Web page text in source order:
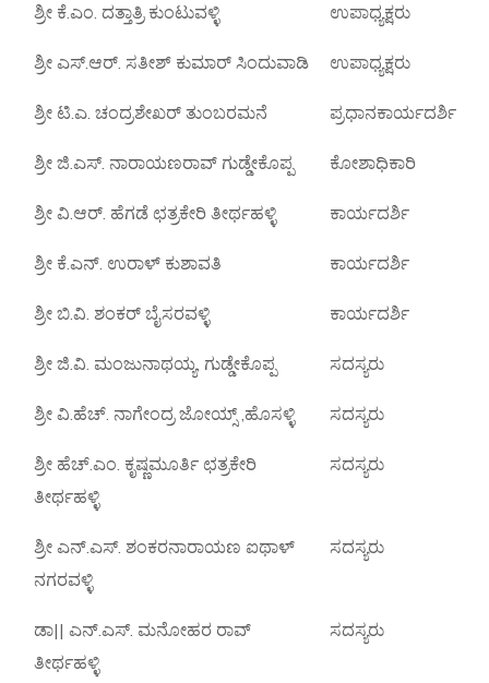
ಶ್ರೀ ಕೆ.ಎಂ. ದತ್ತಾತ್ರಿ ಕುಂಟುವಳ್ಳಿ ಉಪಾಧ್ಯಕ್ಷರು
ಶ್ರೀ ಎಸ್.ಆರ್. ಸತೀಶ್ ಕುಮಾರ್ ಸಿಂದುವಾಡಿ ಉಪಾಧ್ಯಕ್ಷರು
ಶ್ರೀ ಟಿ.ಎ. ಚಂದ್ರಶೇಖರ್ ತುಂಬರಮನೆ ಪ್ರಧಾನಕಾರ್ಯದರ್ಶಿ
ಶ್ರೀ ಜಿ.ಎಸ್. ನಾರಾಯಣರಾವ್ ಗುಡ್ಡೇಕೊಪ್ಪ ಕೋಶಾಧಿಕಾರಿ
ಶ್ರೀ ವಿ.ಆರ್. ಹೆಗಡೆ ಛತ್ರಕೇರಿ ತೀರ್ಥಹಳ್ಳಿ ಕಾರ್ಯದರ್ಶಿ
ಶ್ರೀ ಕೆ.ಎನ್. ಉರಾಳ್ ಕುಶಾವತಿ ಕಾರ್ಯದರ್ಶಿ
ಶ್ರೀ ಬಿ.ವಿ. ಶಂಕರ್ ಬೈಸರವಳ್ಳಿ ಕಾರ್ಯದರ್ಶಿ
ಶ್ರೀ ಜಿ.ವಿ. ಮಂಜುನಾಥಯ್ಯ, ಗುಡ್ಡೇಕೊಪ್ಪ ಸದಸ್ಯರು
ಶ್ರೀ ವಿ.ಹೆಚ್. ನಾಗೇಂದ್ರ ಜೋಯ್ಸ್ ,ಹೊಸಳ್ಳಿ ಸದಸ್ಯರು
ಶ್ರೀ ಹೆಚ್.ಎಂ. ಕೃಷ್ಣಮೂರ್ತಿ ಛತ್ರಕೇರಿ
ತೀರ್ಥಹಳ್ಳಿ
ಸದಸ್ಯರು
ಶ್ರೀ ಎನ್.ಎಸ್. ಶಂಕರನಾರಾಯಣ ಐಥಾಳ್
ನಗರವಳ್ಳಿ
ಸದಸ್ಯರು
ಡಾ|| ಎನ್.ಎಸ್. ಮನೋಹರ ರಾವ್
ತೀರ್ಥಹಳ್ಳಿ
ಸದಸ್ಯರು